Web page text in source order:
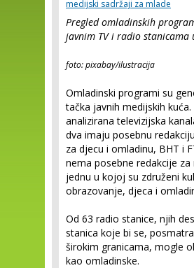
medijski sadržaji za mlade
Pregled omladinskih
javnim TV i radio stanicama
foto: pixabay/ilustracija
Omladinski programi su
tačka javnih medijskih kuća.
analizirana televizijska
dva imaju posebnu
za djecu i omladinu, BHT i
nema posebne redakcije za
jednu u kojoj su združeni
obrazovanje, djeca i
Od 63 radio stanice, njih
stanica koje bi se,
širokim granicama, mogle
kao omladinske.